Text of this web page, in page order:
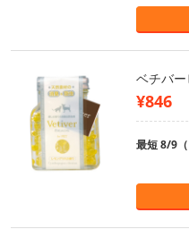
ベチバ
¥846
最短 8/9（